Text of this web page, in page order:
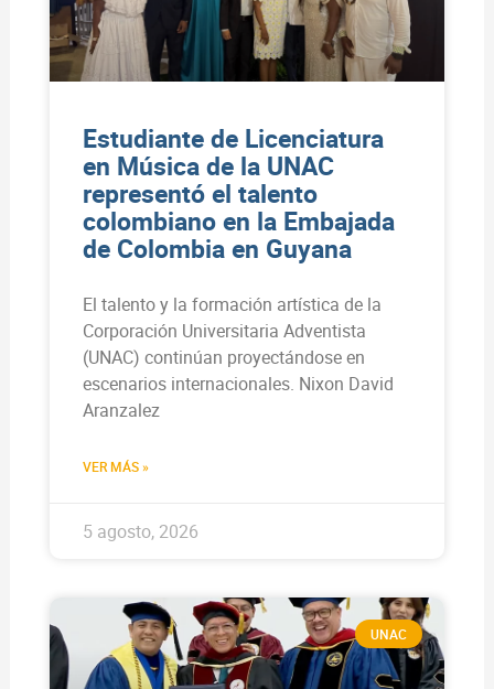
Estudiante de Licenciatura
en Música de la UNAC
representó el talento
colombiano en la Embajada
de Colombia en Guyana
El talento y la formación artística de la
Corporación Universitaria Adventista
(UNAC) continúan proyectándose en
escenarios internacionales. Nixon David
Aranzalez
VER MÁS »
5 agosto, 2026
UNAC